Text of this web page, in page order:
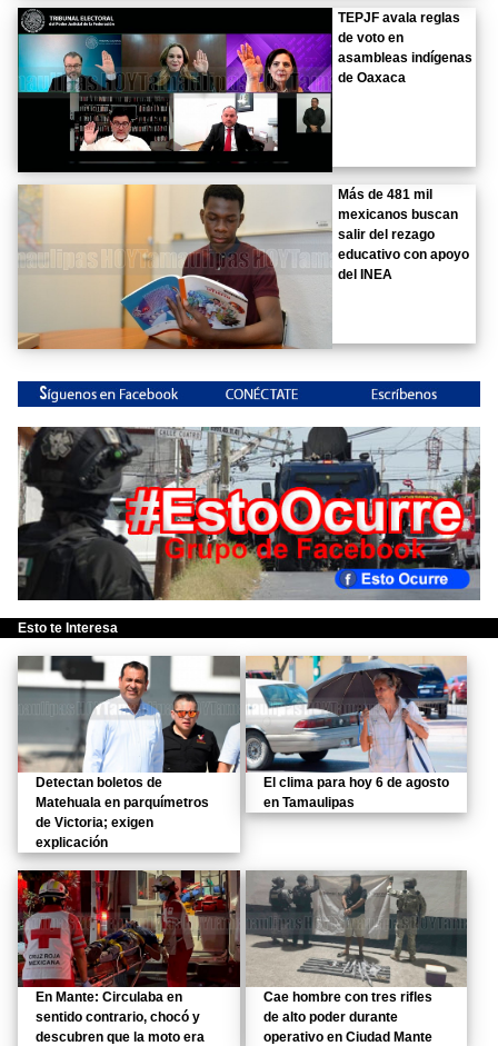
TEPJF avala reglas
de voto en
asambleas indígenas
de Oaxaca
Más de 481 mil
mexicanos buscan
salir del rezago
educativo con apoyo
del INEA
Esto te Interesa
Detectan boletos de
Matehuala en parquímetros
de Victoria; exigen
explicación
El clima para hoy 6 de agosto
en Tamaulipas
En Mante: Circulaba en
sentido contrario, chocó y
descubren que la moto era
Cae hombre con tres rifles
de alto poder durante
operativo en Ciudad Mante